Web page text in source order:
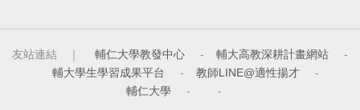
友站連結 ｜ 輔仁大學教發中心 - 輔大高教深耕計畫網站
-
輔大學生學習成果平台
- 教師LINE@適性揚才
-
輔仁大學
- -